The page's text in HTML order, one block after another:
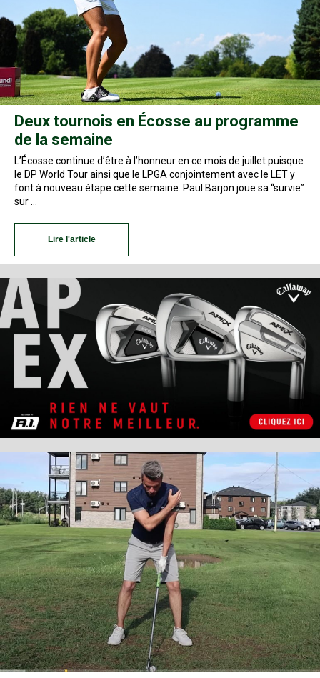
Deux tournois en Écosse au programme
de la semaine
L’Écosse continue d’être à l’honneur en ce mois de juillet puisque
le DP World Tour ainsi que le LPGA conjointement avec le LET y
font à nouveau étape cette semaine. Paul Barjon joue sa “survie”
sur …
Lire l'article